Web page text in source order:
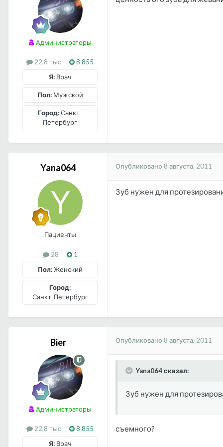
Администраторы
22,8 тыс
8 855
Я: Врач
Пол:Мужской
Город:Санкт-
Петербург
Yana064
Пациенты
28
1
Пол:Женский
Город:
Санкт_Петербург
Опубликовано 8 августа, 2011
Зуб нужен для
Bier
Администраторы
22,8 тыс
8 855
Я: Врач
Опубликовано 8 августа, 2011
Yana064 сказал:
Зуб нужен для
съемного?